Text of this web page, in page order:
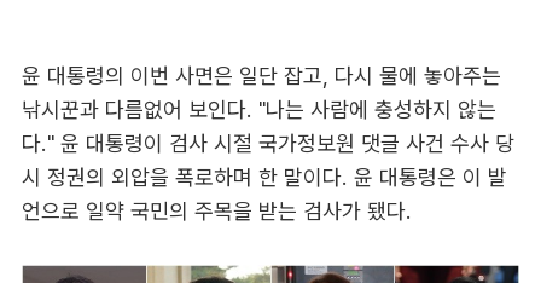
윤 대통령의 이번 사면은 일단 잡고, 다시 물에 놓아주는
낚시꾼과 다름없어 보인다. "나는 사람에 충성하지 않는
다." 윤 대통령이 검사 시절 국가정보원 댓글 사건 수사 당
시 정권의 외압을 폭로하며 한 말이다. 윤 대통령은 이 발
언으로 일약 국민의 주목을 받는 검사가 됐다.